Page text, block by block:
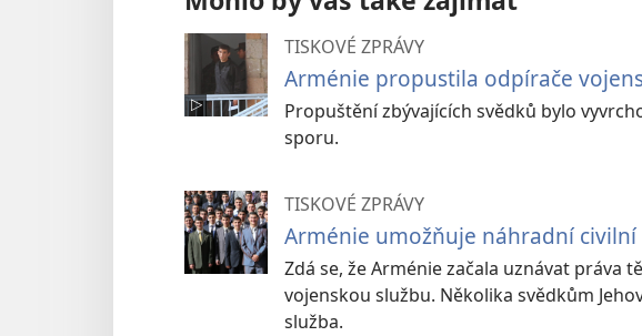
TISKOVÉ ZPRÁVY
Arménie propustila odpírače
Propuštění zbývajících svědků bylo
sporu.
TISKOVÉ ZPRÁVY
Arménie umožňuje náhradní civilní
Zdá se, že Arménie začala uznávat práva
vojenskou službu. Několika svědkům
služba.